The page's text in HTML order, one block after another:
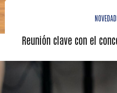
Reunión clave con el